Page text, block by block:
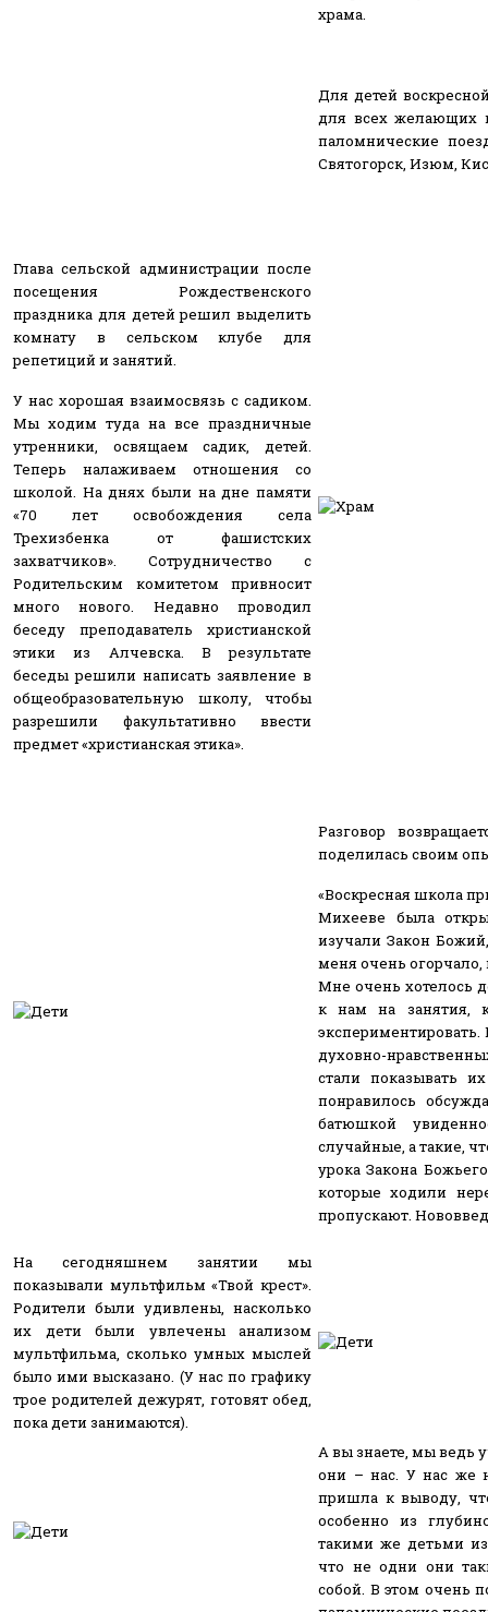
храма.
Для детей
для всех желающих
паломнические
Святогорск, Изюм,
Глава сельской администрации после
посещения Рождественского
праздника для детей решил выделить
комнату в сельском клубе для
репетиций и занятий.
У нас хорошая взаимосвязь с садиком.
Мы ходим туда на все праздничные
утренники, освящаем садик, детей.
Теперь налаживаем отношения со
школой. На днях были на дне памяти
«70 лет освобождения села
Трехизбенка от фашистских
захватчиков». Сотрудничество с
Родительским комитетом привносит
много нового. Недавно проводил
беседу преподаватель христианской
этики из Алчевска. В результате
беседы решили написать заявление в
общеобразовательную школу, чтобы
разрешили факультативно ввести
предмет «христианская этика».
Разговор
поделилась своим
«Воскресная школа
Михееве была
изучали Закон
меня очень
Мне очень хотелось
к нам на занятия,
духовно-
стали показывать
понравилось
батюшкой
случайные, а такие,
урока Закона
которые ходили
пропускают.
На сегодняшнем занятии мы
показывали мультфильм «Твой крест».
Родители были удивлены, насколько
их дети были увлечены анализом
мультфильма, сколько умных мыслей
было ими высказано. (У нас по графику
трое родителей дежурят, готовят обед,
пока дети занимаются).
А вы знаете, мы ведь
они – нас. У нас же
пришла к выводу,
особенно из
такими же детьми
что не одни они
собой. В этом очень